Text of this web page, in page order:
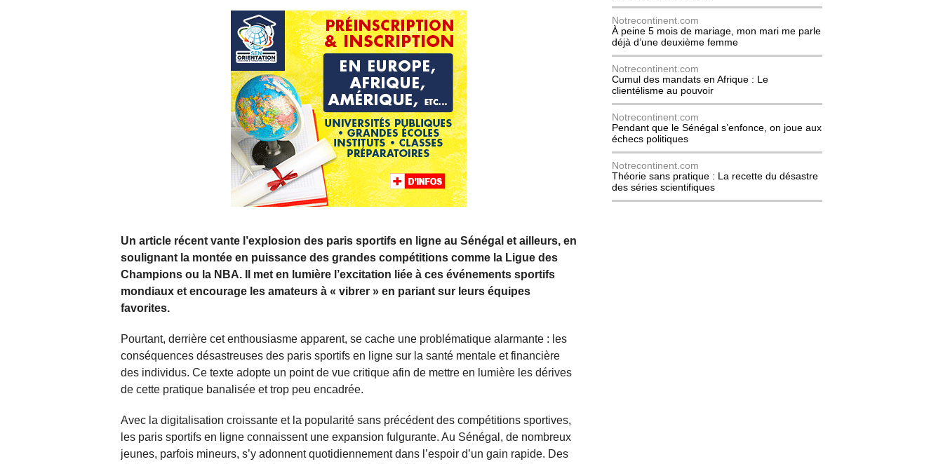
Un article récent vante l’explosion des paris sportifs en ligne au Sénégal et ailleurs, en
soulignant la montée en puissance des grandes compétitions comme la Ligue des
Champions ou la NBA. Il met en lumière l’excitation liée à ces événements sportifs
mondiaux et encourage les amateurs à « vibrer » en pariant sur leurs équipes
favorites.
Pourtant, derrière cet enthousiasme apparent, se cache une problématique alarmante : les
conséquences désastreuses des paris sportifs en ligne sur la santé mentale et financière
des individus. Ce texte adopte un point de vue critique afin de mettre en lumière les dérives
de cette pratique banalisée et trop peu encadrée.
Avec la digitalisation croissante et la popularité sans précédent des compétitions sportives,
les paris sportifs en ligne connaissent une expansion fulgurante. Au Sénégal, de nombreux
jeunes, parfois mineurs, s’y adonnent quotidiennement dans l’espoir d’un gain rapide. Des
Notrecontinent.com
À peine 5 mois de mariage, mon mari me parle
déjà d’une deuxième femme
Notrecontinent.com
Cumul des mandats en Afrique : Le
clientélisme au pouvoir
Notrecontinent.com
Pendant que le Sénégal s’enfonce, on joue aux
échecs politiques
Notrecontinent.com
Théorie sans pratique : La recette du désastre
des séries scientifiques